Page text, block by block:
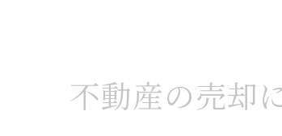
不動産の売却